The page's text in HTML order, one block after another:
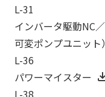
L-31
インバータ駆動NC
可変ポンプユニット）
L-36
パワーマイスター
L-38